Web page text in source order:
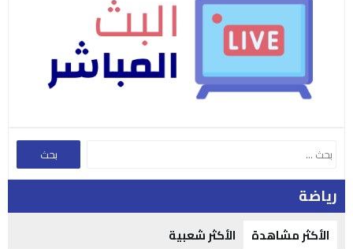
رياضة
الأكثر مشاهدة الأكثر شعبية